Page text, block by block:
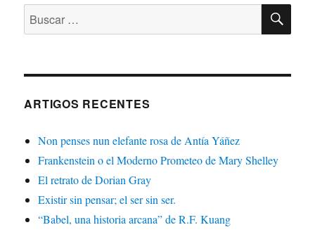
Buscar:
ARTIGOS RECENTES
Non penses nun elefante rosa de Antía Yáñez
Frankenstein o el Moderno Prometeo de Mary Shelley
El retrato de Dorian Gray
Existir sin pensar; el ser sin ser.
“Babel, una historia arcana” de R.F. Kuang